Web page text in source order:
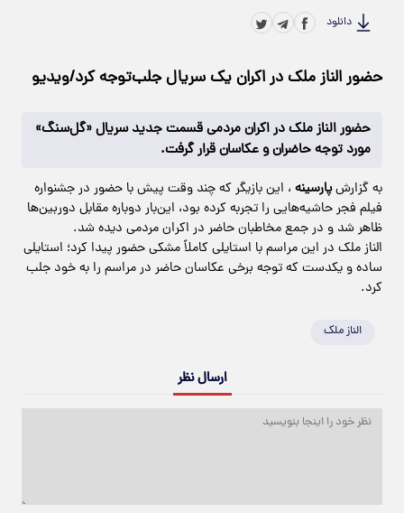
دانلود
حضور الناز ملک در اکران یک سریال جلب‌توجه کرد/ویدیو
حضور الناز ملک در اکران مردمی قسمت جدید سریال «گل‌سنگ»
مورد توجه حاضران و عکاسان قرار گرفت.
به گزارشپارسینه ، این بازیگر که چند وقت پیش با حضور در جشنواره
فیلم فجر حاشیه‌هایی را تجربه کرده بود، این‌بار دوباره مقابل دوربین‌ها
ظاهر شد و در جمع مخاطبان حاضر در اکران مردمی دیده شد.
الناز ملک در این مراسم با استایلی کاملاً مشکی حضور پیدا کرد؛ استایلی
ساده و یکدست که توجه برخی عکاسان حاضر در مراسم را به خود جلب
کرد.
الناز ملک
ارسال نظر